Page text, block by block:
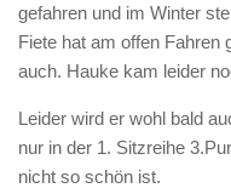
gefahren und im Winter
Fiete hat am offen Fahren
auch. Hauke kam leider
Leider wird er wohl bald
nur in der 1. Sitzreihe
nicht so schön ist.